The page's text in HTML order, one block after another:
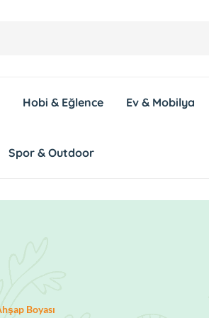
Hobi & Eğlence Ev & Mobilya
Spor & Outdoor
Boyası